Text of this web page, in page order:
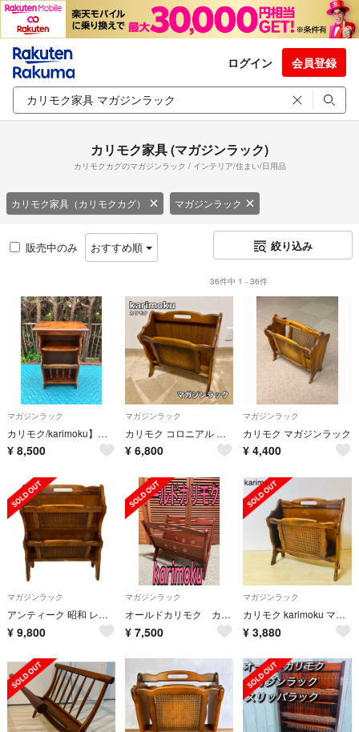
ログイン 会員登録
カリモク家具 (マガジンラック)
カリモクカグのマガジンラック / インテリア/住まい/日用品
カリモク家具（カリモクカグ） マガジンラック
販売中のみ おすすめ順 絞り込み
36件中 1 - 36件
マガジンラック
カリモク/karimoku】 マガジンラック
¥ 8,500
マガジンラック
カリモク コロニアル マガジンラック AC0102NK
¥ 6,800
マガジンラック
カリモク マガジンラック
¥ 4,400
マガジンラック
アンティーク 昭和 レトロ カリモク 木製 2段棚 収納 書類 マガジン ラック
¥ 9,800
マガジンラック
オールドカリモク カリモク karimoku ビンテージ アンティーク
¥ 7,500
マガジンラック
カリモク karimoku マガジンラック 昭和レトロ 送料込み
¥ 3,880